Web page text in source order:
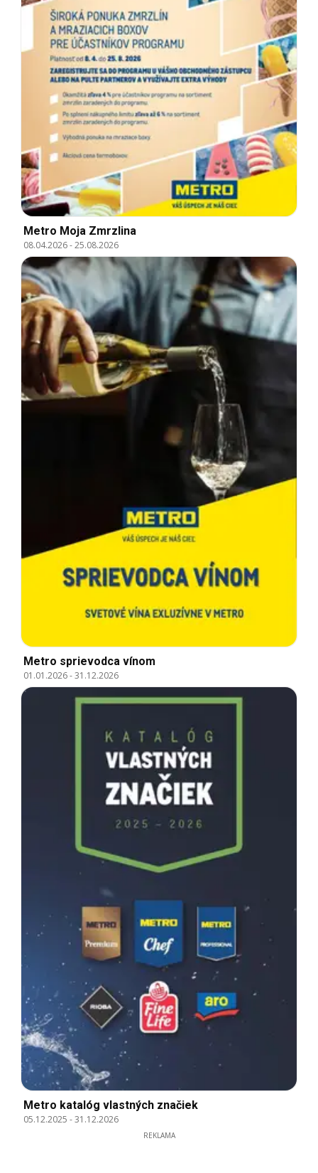
Metro Moja Zmrzlina
08.04.2026-25.08.2026
Metro sprievodca vínom
01.01.2026-31.12.2026
Metro katalóg vlastných značiek
05.12.2025 -31.12.2026
REKLAMA